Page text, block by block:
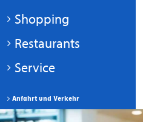
Anfahrt und Verkehr
Shopping
Restaurants
Service